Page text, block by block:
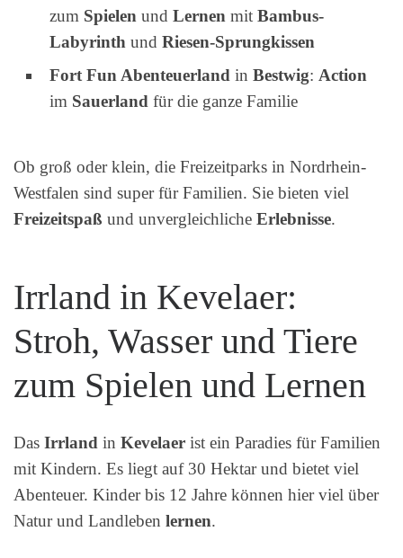
zum Spielen und Lernen mit Bambus-
Labyrinth und Riesen-Sprungkissen
Fort Fun Abenteuerland in Bestwig: Action
im Sauerland für die ganze Familie
Ob groß oder klein, die Freizeitparks in Nordrhein-
Westfalen sind super für Familien. Sie bieten viel
Freizeitspaß und unvergleichliche Erlebnisse.
Irrland in Kevelaer:
Stroh, Wasser und Tiere
zum Spielen und Lernen
Das Irrland in Kevelaer ist ein Paradies für Familien
mit Kindern. Es liegt auf 30 Hektar und bietet viel
Abenteuer. Kinder bis 12 Jahre können hier viel über
Natur und Landleben lernen.